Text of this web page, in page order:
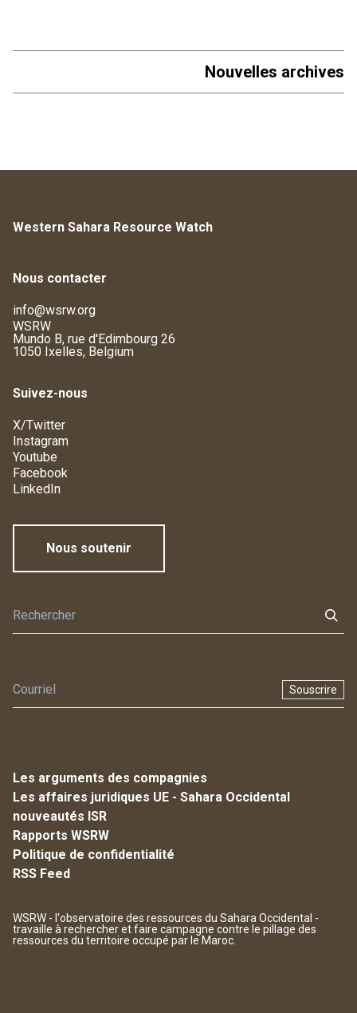
Nouvelles archives
Western Sahara Resource Watch
Nous contacter
info@wsrw.org
WSRW
Mundo B, rue d'Edimbourg 26
1050 Ixelles, Belgium
Suivez-nous
X/Twitter
Instagram
Youtube
Facebook
LinkedIn
Nous soutenir
Souscrire
Les arguments des compagnies
Les affaires juridiques UE - Sahara Occidental
nouveautés ISR
Rapports WSRW
Politique de confidentialité
RSS Feed
WSRW - l'observatoire des ressources du Sahara Occidental -
travaille à rechercher et faire campagne contre le pillage des
ressources du territoire occupé par le Maroc.